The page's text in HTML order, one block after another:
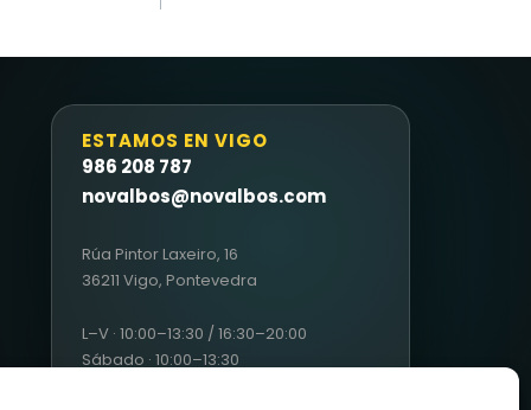
ESTAMOS EN VIGO
986 208 787
novalbos@novalbos.com
Rúa Pintor Laxeiro, 16
36211 Vigo, Pontevedra
L–V · 10:00–13:30 / 16:30–20:00
Sábado · 10:00–13:30